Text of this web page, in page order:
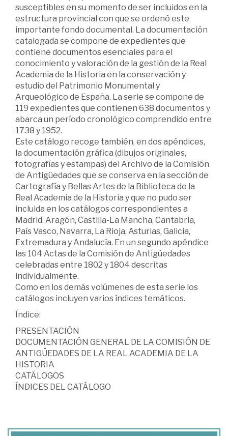
susceptibles en su momento de ser incluidos en la
estructura provincial con que se ordenó este
importante fondo documental. La documentación
catalogada se compone de expedientes que
contiene documentos esenciales para el
conocimiento y valoración de la gestión de la Real
Academia de la Historia en la conservación y
estudio del Patrimonio Monumental y
Arqueológico de España. La serie se compone de
119 expedientes que contienen 638 documentos y
abarca un período cronológico comprendido entre
1738 y 1952.
Este catálogo recoge también, en dos apéndices,
la documentación gráfica (dibujos originales,
fotografías y estampas) del Archivo de la Comisión
de Antigüedades que se conserva en la sección de
Cartografía y Bellas Artes de la Biblioteca de la
Real Academia de la Historia y que no pudo ser
incluida en los catálogos correspondientes a
Madrid, Aragón, Castilla-La Mancha, Cantabria,
País Vasco, Navarra, La Rioja, Asturias, Galicia,
Extremadura y Andalucía. En un segundo apéndice
las 104 Actas de la Comisión de Antigüedades
celebradas entre 1802 y 1804 descritas
individualmente.
Como en los demás volúmenes de esta serie los
catálogos incluyen varios índices temáticos.
Índice:
PRESENTACIÓN
DOCUMENTACIÓN GENERAL DE LA COMISIÓN DE
ANTIGÜEDADES DE LA REAL ACADEMIA DE LA
HISTORIA
CATÁLOGOS
ÍNDICES DEL CATÁLOGO